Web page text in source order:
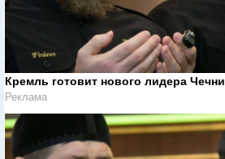
Кремль готовит нового лидера Чечни
Реклама